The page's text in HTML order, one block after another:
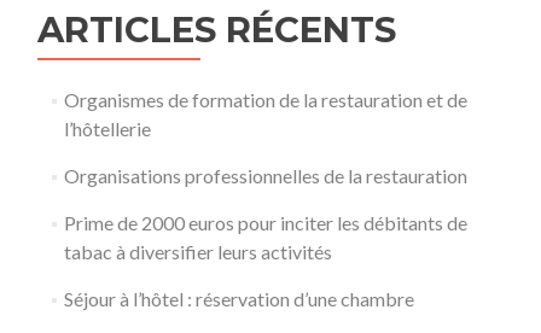
ARTICLES RÉCENTS
Organismes de formation de la restauration et de
l’hôtellerie
Organisations professionnelles de la restauration
Prime de 2000 euros pour inciter les débitants de
tabac à diversifier leurs activités
Séjour à l’hôtel : réservation d’une chambre